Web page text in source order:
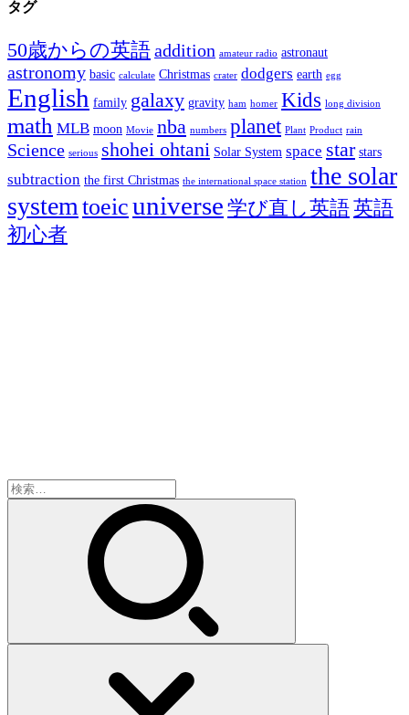
タグ
50歳からの英語addition amateur radio astronaut
astronomy basic calculate Christmas crater dodgers earth egg
English family galaxy gravity ham homer Kids long division
math MLB moon Movie nba numbers planet Plant Product rain
Science serious shohei ohtani Solar System space star stars
subtraction the first Christmas the international space station the solar
systemtoeicuniverse 学び直し英語英語
初心者
検